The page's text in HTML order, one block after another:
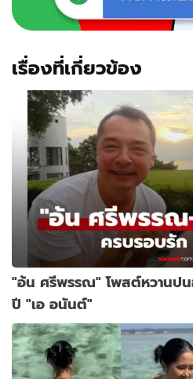
เรื่องที่เกี่ยวข้อง
"อ้น ศรีพรรณ" โพสต์หวานป
ปี "เอ อนันต์"